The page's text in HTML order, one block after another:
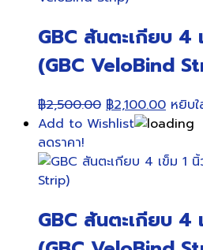
GBC สันตะเกียบ 4
(GBC VeloBind
฿2,500.00 Original
price
฿2,500.00.
฿2,100.00
price
฿
หยิบใ
Add to Wishlist
ลดราคา!
GBC สันตะเกียบ 4